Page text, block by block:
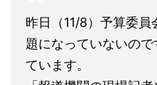
昨日（11/8）予算委
題になっていないの
ています。